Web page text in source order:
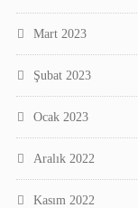
Mart 2023
Şubat 2023
Ocak 2023
Aralık 2022
Kasım 2022